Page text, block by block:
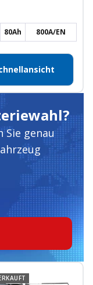
80Ah 800A/EN
genau